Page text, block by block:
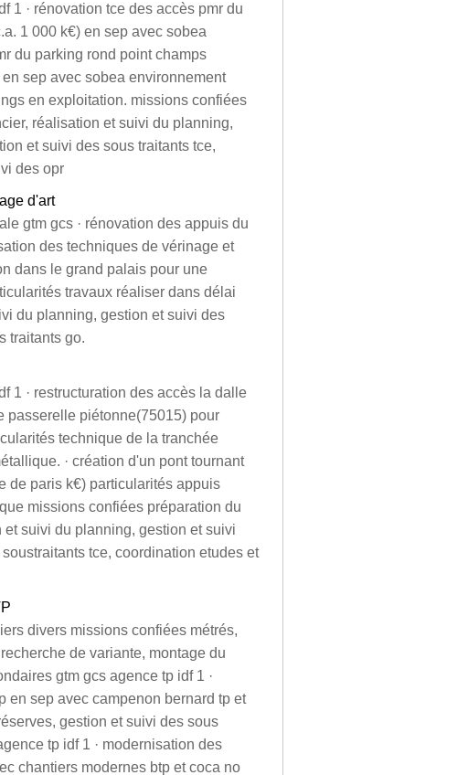
1 · rénovation tce des accès pmr du
1 000 k€) en sep avec sobea
du parking rond point champs
sep avec sobea environnement
en exploitation. missions confiées
réalisation et suivi du planning,
et suivi des sous traitants tce,
des opr
d'art
gtm gcs · rénovation des appuis du
des techniques de vérinage et
dans le grand palais pour une
travaux réaliser dans délai
du planning, gestion et suivi des
traitants go.
1 · restructuration des accès la dalle
passerelle piétonne(75015) pour
technique de la tranchée
· création d'un pont tournant
de paris k€) particularités appuis
missions confiées préparation du
suivi du planning, gestion et suivi
tce, coordination etudes et
divers missions confiées métrés,
de variante, montage du
gtm gcs agence tp idf 1 ·
en sep avec campenon bernard tp et
gestion et suivi des sous
tp idf 1 · modernisation des
chantiers modernes btp et coca no